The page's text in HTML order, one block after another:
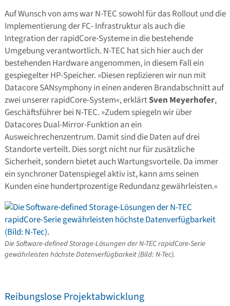
Auf Wunsch von ams war N-TEC sowohl für das Rollout und die
Implementierung der FC- Infrastruktur als auch die
Integration der rapidCore-Systeme in die bestehende
Umgebung verantwortlich. N-TEC hat sich hier auch der
bestehenden Hardware angenommen, in diesem Fall ein
gespiegelter HP-Speicher. »Diesen replizieren wir nun mit
Datacore SANsymphony in einen anderen Brandabschnitt auf
zwei unserer rapidCore-System«, erklärtSven Meyerhofer,
Geschäftsführer bei N-TEC. »Zudem spiegeln wir über
Datacores Dual-Mirror-Funktion an ein
Ausweichrechenzentrum. Damit sind die Daten auf drei
Standorte verteilt. Dies sorgt nicht nur für zusätzliche
Sicherheit, sondern bietet auch Wartungsvorteile. Da immer
ein synchroner Datenspiegel aktiv ist, kann ams seinen
Kunden eine hundertprozentige Redundanz gewährleisten.«
Die Software-defined Storage-Lösungen der N-TEC rapidCore-Serie
gewährleisten höchste Datenverfügbarkeit (Bild: N-Tec).
Reibungslose Projektabwicklung